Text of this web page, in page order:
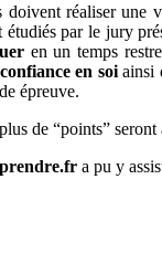
réaliser une
étudiés par le jury
en un temps
confiance en soiainsi
épreuve.
de “points” seront
a pu y